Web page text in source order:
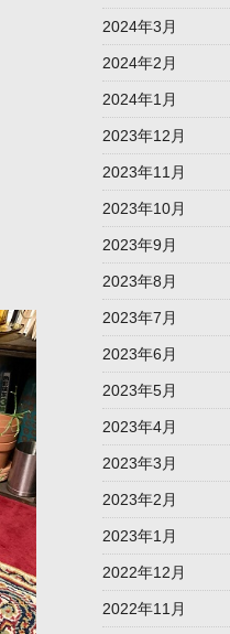
2024年3月
2024年2月
2024年1月
2023年12月
2023年11月
2023年10月
2023年9月
2023年8月
2023年7月
2023年6月
2023年5月
2023年4月
2023年3月
2023年2月
2023年1月
2022年12月
2022年11月